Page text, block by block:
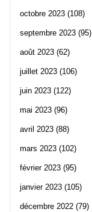
octobre 2023 (108)
septembre 2023 (95)
août 2023 (62)
juillet 2023 (106)
juin 2023 (122)
mai 2023 (96)
avril 2023 (88)
mars 2023 (102)
février 2023 (95)
janvier 2023 (105)
décembre 2022 (79)